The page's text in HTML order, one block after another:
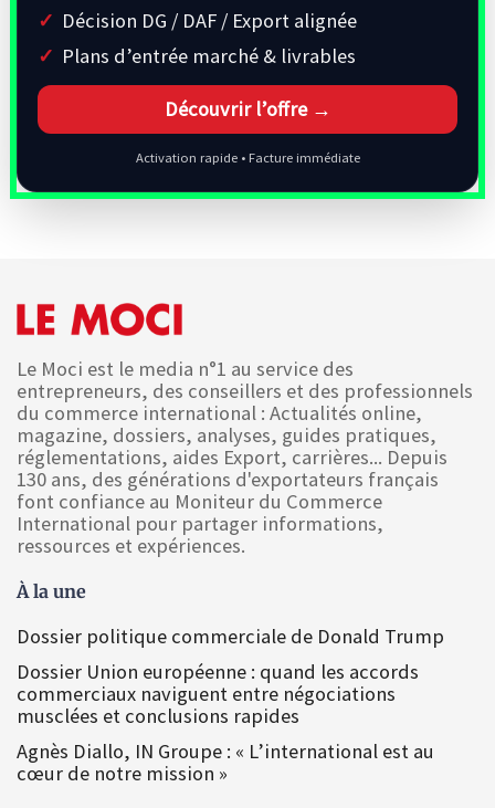
Décision DG / DAF / Export alignée
Plans d’entrée marché & livrables
Découvrir l’offre →
Activation rapide • Facture immédiate
Le Moci est le media n°1 au service des
entrepreneurs, des conseillers et des professionnels
du commerce international : Actualités online,
magazine, dossiers, analyses, guides pratiques,
réglementations, aides Export, carrières... Depuis
130 ans, des générations d'exportateurs français
font confiance au Moniteur du Commerce
International pour partager informations,
ressources et expériences.
À la une
Dossier politique commerciale de Donald Trump
Dossier Union européenne : quand les accords
commerciaux naviguent entre négociations
musclées et conclusions rapides
Agnès Diallo, IN Groupe : « L’international est au
cœur de notre mission »